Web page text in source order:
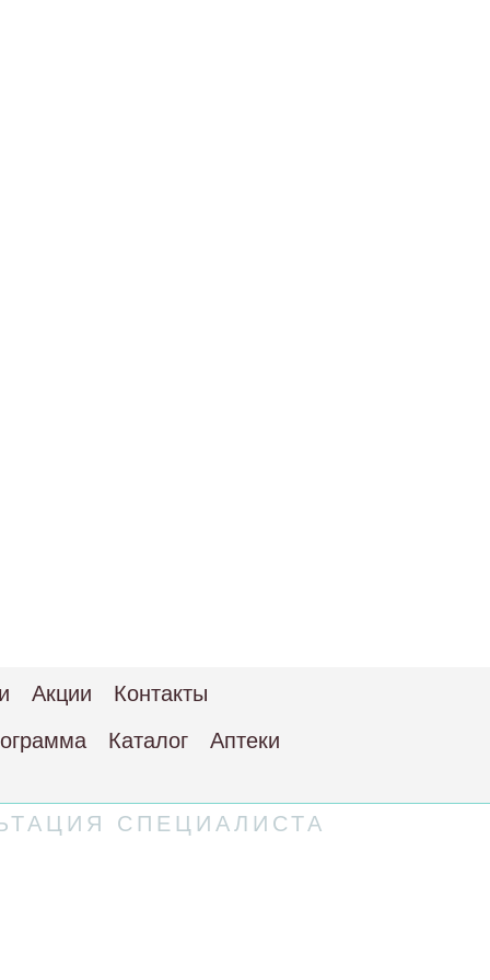
Акции
Контакты
Каталог Аптеки
СПЕЦИАЛИСТА